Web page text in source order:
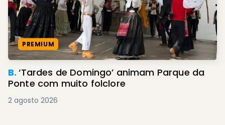
PREMIUM
B.‘Tardes de Domingo’ animam Parque da
Ponte com muito folclore
2 agosto 2026